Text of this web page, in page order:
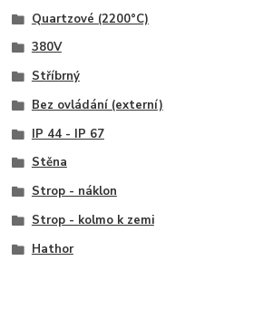
Quartzové (2200°C)
380V
Stříbrný
Bez ovládání (externí)
IP 44 - IP 67
Stěna
Strop - náklon
Strop - kolmo k zemi
Hathor